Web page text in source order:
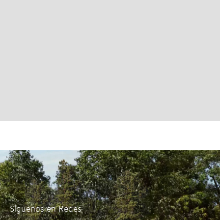
Síguenos en Redes